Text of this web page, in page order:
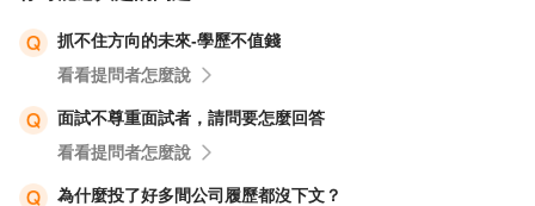
抓不住方向的未來-學歷不值錢
看看提問者怎麼說
面試不尊重面試者，請問要怎麼回答
看看提問者怎麼說
為什麼投了好多間公司履歷都沒下文？